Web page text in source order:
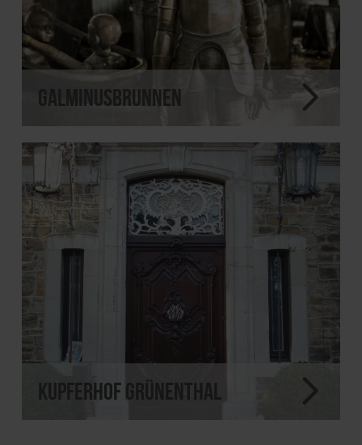
Galminusbrunnen
Kupferhof Grünenthal